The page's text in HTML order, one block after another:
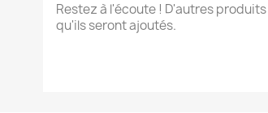
Restez à l'écoute ! D'autres
qu'ils seront ajoutés.